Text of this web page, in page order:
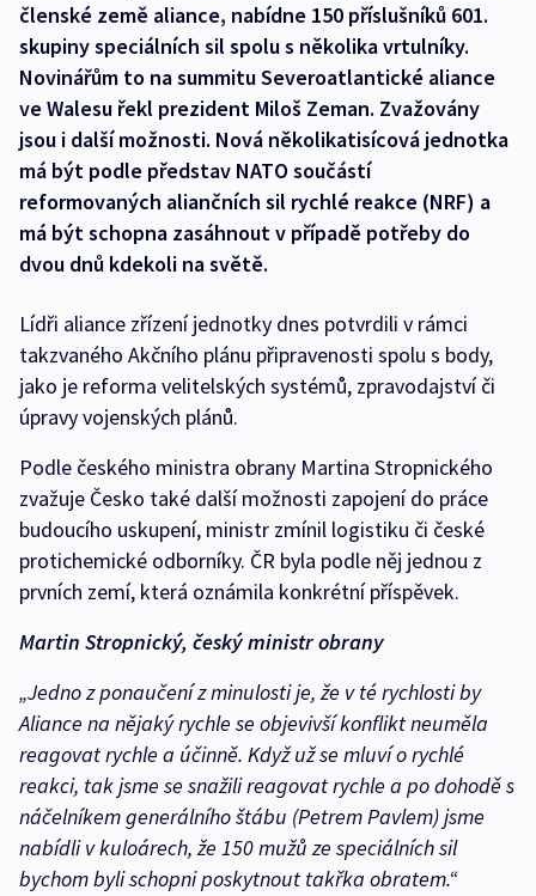
členské země aliance, nabídne 150 příslušníků 601.
skupiny speciálních sil spolu s několika vrtulníky.
Novinářům to na summitu Severoatlantické aliance
ve Walesu řekl prezident Miloš Zeman. Zvažovány
jsou i další možnosti. Nová několikatisícová jednotka
má být podle představ NATO součástí
reformovaných aliančních sil rychlé reakce (NRF) a
má být schopna zasáhnout v případě potřeby do
dvou dnů kdekoli na světě.
Lídři aliance zřízení jednotky dnes potvrdili v rámci
takzvaného Akčního plánu připravenosti spolu s body,
jako je reforma velitelských systémů, zpravodajství či
úpravy vojenských plánů.
Podle českého ministra obrany Martina Stropnického
zvažuje Česko také další možnosti zapojení do práce
budoucího uskupení, ministr zmínil logistiku či české
protichemické odborníky. ČR byla podle něj jednou z
prvních zemí, která oznámila konkrétní příspěvek.
Martin Stropnický, český ministr obrany
„Jedno z ponaučení z minulosti je, že v té rychlosti by
Aliance na nějaký rychle se objevivší konflikt neuměla
reagovat rychle a účinně. Když už se mluví o rychlé
reakci, tak jsme se snažili reagovat rychle a po dohodě s
náčelníkem generálního štábu (Petrem Pavlem) jsme
nabídli v kuloárech, že 150 mužů ze speciálních sil
bychom byli schopni poskytnout takřka obratem.“